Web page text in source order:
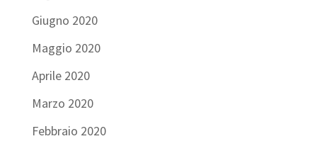
Giugno 2020
Maggio 2020
Aprile 2020
Marzo 2020
Febbraio 2020